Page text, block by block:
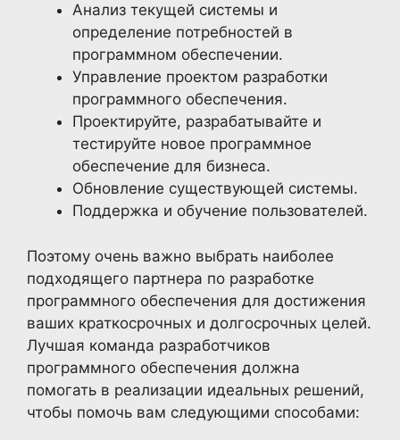
Анализ текущей системы и
определение потребностей в
программном обеспечении.
Управление проектом разработки
программного обеспечения.
Проектируйте, разрабатывайте и
тестируйте новое программное
обеспечение для бизнеса.
Обновление существующей системы.
Поддержка и обучение пользователей.
Поэтому очень важно выбрать наиболее
подходящего партнера по разработке
программного обеспечения для достижения
ваших краткосрочных и долгосрочных целей.
Лучшая команда разработчиков
программного обеспечения должна
помогать в реализации идеальных решений,
чтобы помочь вам следующими способами: